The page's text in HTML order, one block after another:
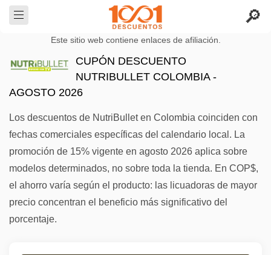
Este sitio web contiene enlaces de afiliación.
CUPÓN DESCUENTO
NUTRIBULLET COLOMBIA -
AGOSTO 2026
Los descuentos de NutriBullet en Colombia coinciden con
fechas comerciales específicas del calendario local. La
promoción de 15% vigente en agosto 2026 aplica sobre
modelos determinados, no sobre toda la tienda. En COP$,
el ahorro varía según el producto: las licuadoras de mayor
precio concentran el beneficio más significativo del
porcentaje.